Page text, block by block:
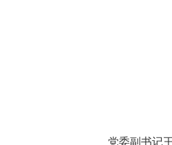
党委副书记